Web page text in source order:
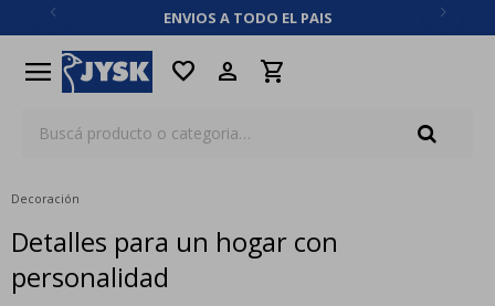
ENVIOS A TODO EL PAIS
menu favorite
Decoración
Detalles para un hogar con
personalidad
close